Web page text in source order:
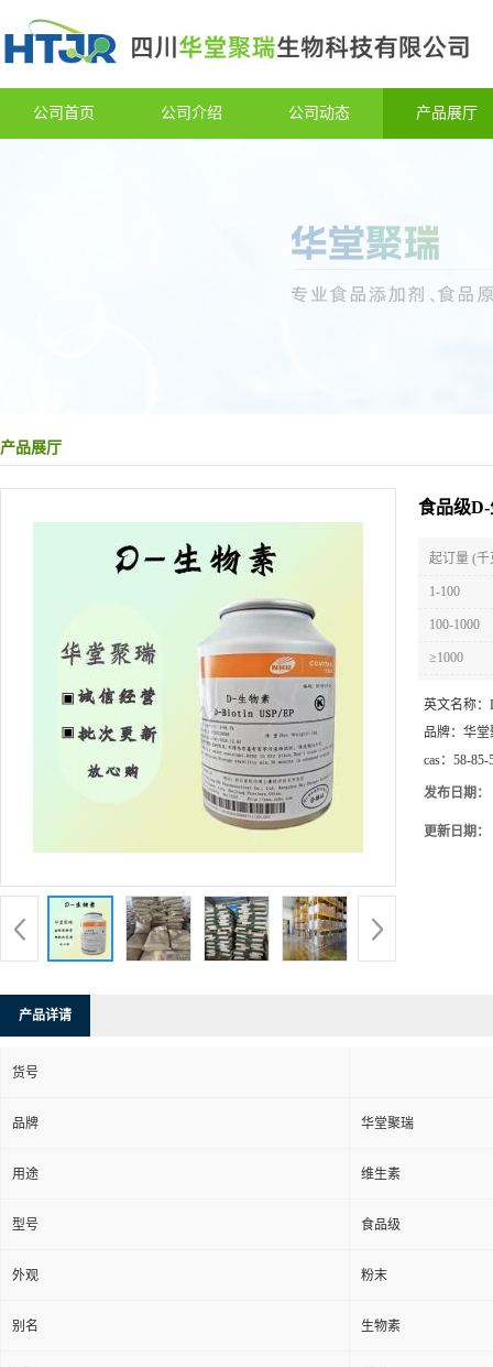
公司首页 公司介绍 公司动态 产品展厅
产品展厅
食品级
起订量 (千
1-100
100-1000
≥1000
英文名称：
品牌： 华堂
cas： 58-85-
发布日期：
更新日期：
产品详请
货号
品牌 华堂聚瑞
用途 维生素
型号 食品级
外观 粉末
别名 生物素